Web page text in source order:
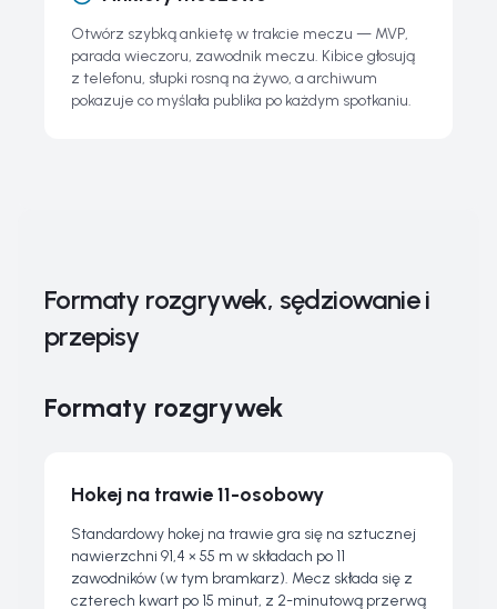
Otwórz szybką ankietę w trakcie meczu — MVP,
parada wieczoru, zawodnik meczu. Kibice głosują
z telefonu, słupki rosną na żywo, a archiwum
pokazuje co myślała publika po każdym spotkaniu.
Formaty rozgrywek, sędziowanie i
przepisy
Formaty rozgrywek
Hokej na trawie 11-osobowy
Standardowy hokej na trawie gra się na sztucznej
nawierzchni 91,4 × 55 m w składach po 11
zawodników (w tym bramkarz). Mecz składa się z
czterech kwart po 15 minut, z 2-minutową przerwą